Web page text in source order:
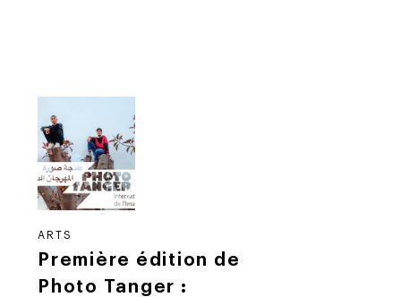
ARTS
Première édition de
Photo Tanger :